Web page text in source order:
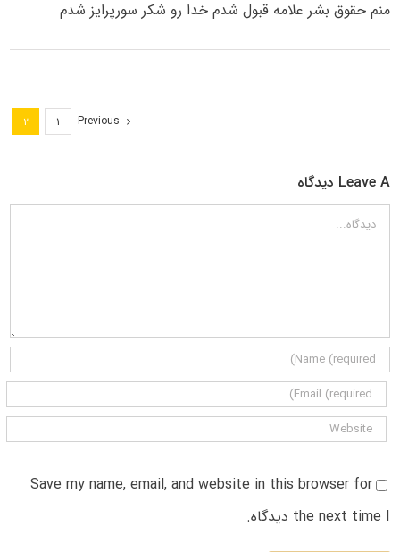
منم حقوق بشر علامه قبول شدم خدا رو شکر سورپرایز شدم
Previous ۱ ۲
Leave A دیدگاه
دیدگاه
Save my name, email, and website in this browser for
the next time I دیدگاه.